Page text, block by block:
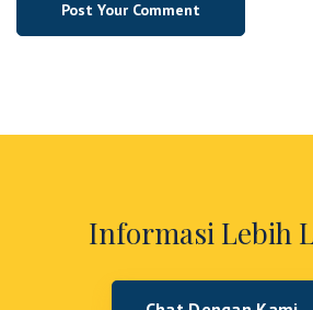
Informasi Lebih